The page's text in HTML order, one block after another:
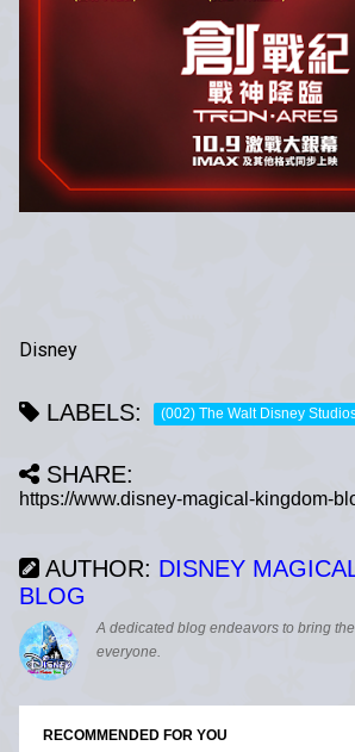
Disney
LABELS: (002) The Walt Disney
SHARE:
AUTHOR: DISNEY
BLOG
A dedicated blog endeavors to bring
everyone.
RECOMMENDED FOR YOU